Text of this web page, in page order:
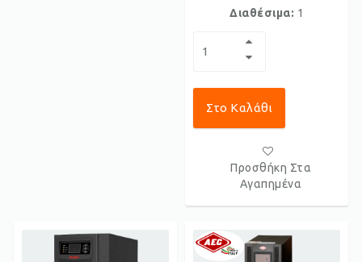
Διαθέσιμα: 1
Στο Καλάθι
Προσθήκη Στα
Αγαπημένα